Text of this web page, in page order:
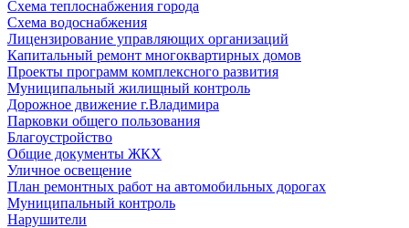
Схема теплоснабжения города
Схема водоснабжения
Лицензирование управляющих организаций
Капитальный ремонт многоквартирных домов
Проекты программ комплексного развития
Муниципальный жилищный контроль
Дорожное движение г.Владимира
Парковки общего пользования
Благоустройство
Общие документы ЖКХ
Уличное освещение
План ремонтных работ на автомобильных дорогах
Муниципальный контроль
Нарушители